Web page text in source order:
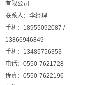
有限公司
联系人：李经理
手机：18955092087 /
13866946849
手机：13485756353
电话：0550-7621728
传真：0550-7622196